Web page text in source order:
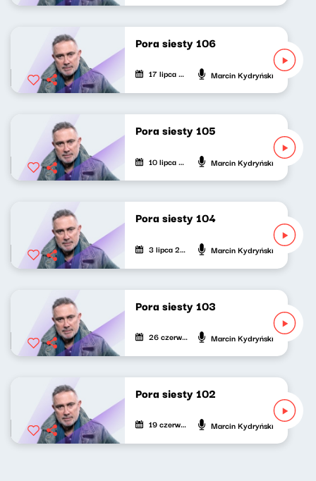
Pora siesty 106
17 lipca 2022 Marcin Kydryński
Pora siesty 105
10 lipca 2022 Marcin Kydryński
Pora siesty 104
3 lipca 2022 Marcin Kydryński
Pora siesty 103
26 czerwca 2022 Marcin Kydryński
Pora siesty 102
19 czerwca 2022 Marcin Kydryński